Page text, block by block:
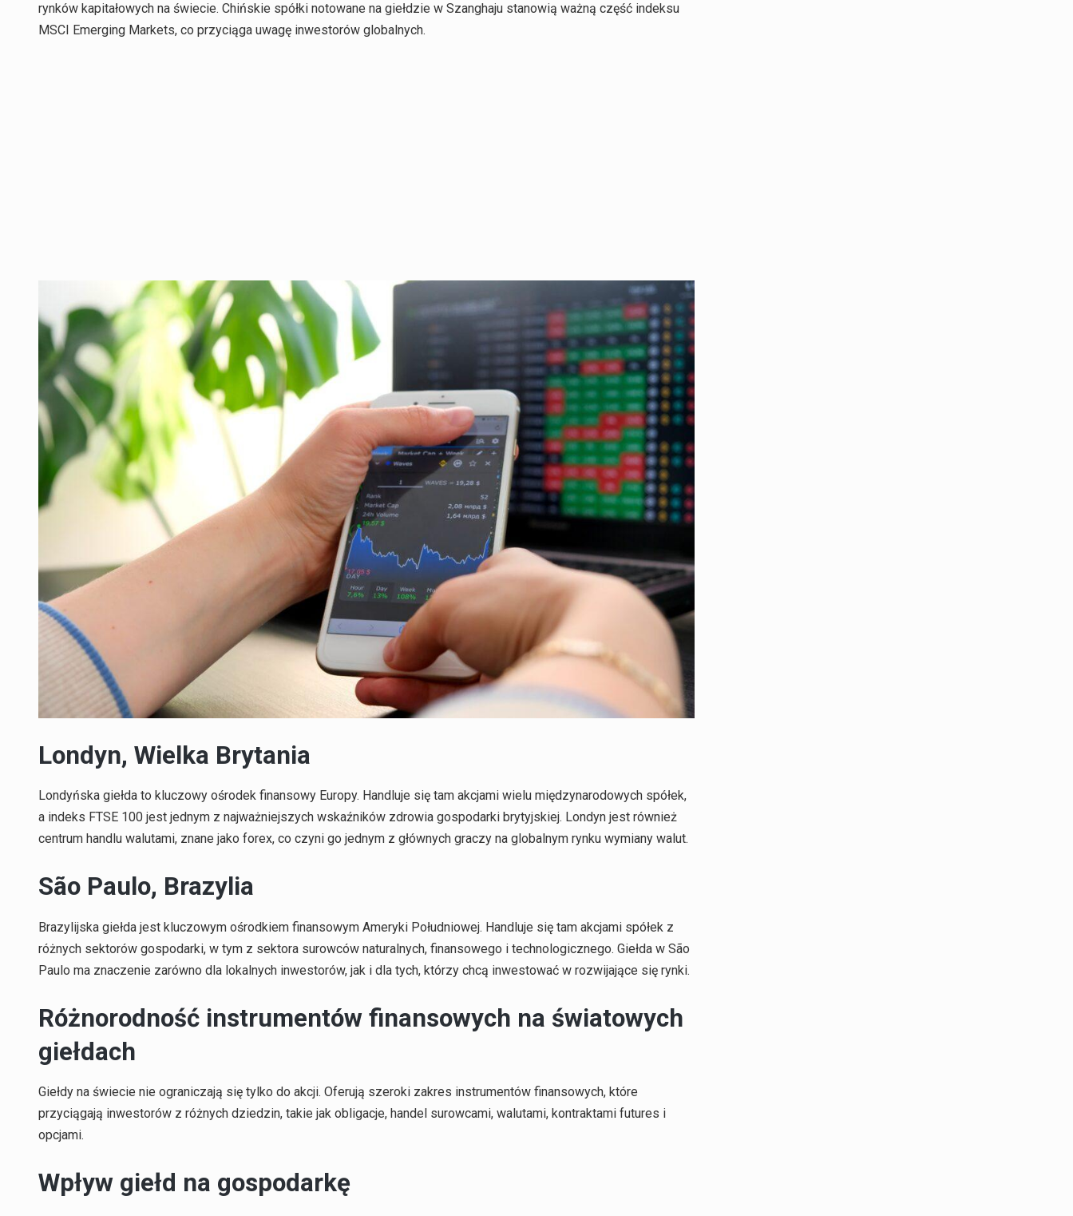
rynków kapitałowych na świecie. Chińskie spółki notowane na giełdzie w Szanghaju stanowią ważną część indeksu
MSCI Emerging Markets, co przyciąga uwagę inwestorów globalnych.
Londyn, Wielka Brytania
Londyńska giełda to kluczowy ośrodek finansowy Europy. Handluje się tam akcjami wielu międzynarodowych spółek,
a indeks FTSE 100 jest jednym z najważniejszych wskaźników zdrowia gospodarki brytyjskiej. Londyn jest również
centrum handlu walutami, znane jako forex, co czyni go jednym z głównych graczy na globalnym rynku wymiany walut.
São Paulo, Brazylia
Brazylijska giełda jest kluczowym ośrodkiem finansowym Ameryki Południowej. Handluje się tam akcjami spółek z
różnych sektorów gospodarki, w tym z sektora surowców naturalnych, finansowego i technologicznego. Giełda w São
Paulo ma znaczenie zarówno dla lokalnych inwestorów, jak i dla tych, którzy chcą inwestować w rozwijające się rynki.
Różnorodność instrumentów finansowych na światowych
giełdach
Giełdy na świecie nie ograniczają się tylko do akcji. Oferują szeroki zakres instrumentów finansowych, które
przyciągają inwestorów z różnych dziedzin, takie jak obligacje, handel surowcami, walutami, kontraktami futures i
opcjami.
Wpływ giełd na gospodarkę